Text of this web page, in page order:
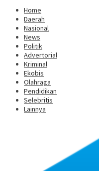
Home
Daerah
Nasional
News
Politik
Advertorial
Kriminal
Ekobis
Olahraga
Pendidikan
Selebritis
Lainnya